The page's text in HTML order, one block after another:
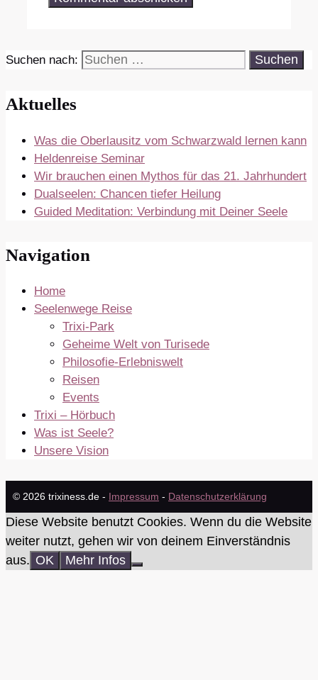
Suchen nach:
Aktuelles
Was die Oberlausitz vom Schwarzwald lernen kann
Heldenreise Seminar
Wir brauchen einen Mythos für das 21. Jahrhundert
Dualseelen: Chancen tiefer Heilung
Guided Meditation: Verbindung mit Deiner Seele
Navigation
Home
Seelenwege Reise
Trixi-Park
Geheime Welt von Turisede
Philosofie-Erlebniswelt
Reisen
Events
Trixi – Hörbuch
Was ist Seele?
Unsere Vision
© 2026 trixiness.de - Impressum - Datenschutzerklärung
Diese Website benutzt Cookies. Wenn du die Website
weiter nutzt, gehen wir von deinem Einverständnis
aus. OK Mehr Infos